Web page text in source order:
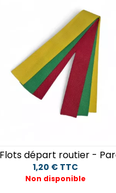
Eclairage
Mobilier de
Tentes
Flots départ routier -
1,20 € TTC
Non disponible
Détail